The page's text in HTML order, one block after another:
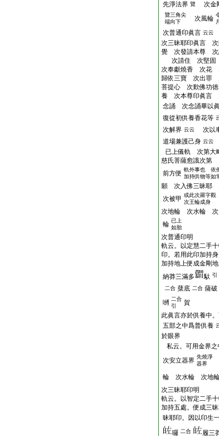
先淨法界 覽 次金
覽三角尖
端向下
次風輪
次普通印眞言 云云
次三昧耶印眞言
覺 次發請本尊 次
次請住 次堅固
次奉獻燒香 次花
歸依三寶 次出罪
菩提心 次歎佛功
養 次本尊印眞言
念誦 次念誦畢以
復從初供養香花等
次解界 云云
次以
道場兼護己身 云云
已上儀軌 次第大
慈氏菩薩愈誐次第
前方便 軌外事也 依
加持供物等如
願 次入佛三昧耶
次被甲 或此次羅字觀
次王輪成身
次地輪 次水輪
輪 已上
如胎
次普通印明
軌云。以定慧二手
印。若用此印加持
加持地上便成金剛地
納莽三滿多
馱 引
二合 蘖底 二合 薩破
嚩 二合
引
賀
此眞言亦於供養中
五部之中爲普供養
於眼界
私云。可用金界
次安立器界 先燒淨
器界
輪 次水輪 次地
次三昧耶印明
軌云。以智定二手
加持五處。便成三
昧耶印。因以印生
囉 二合 履三